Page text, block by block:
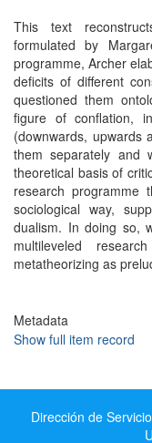
This text
formulated by
programme, Archer
deficits of different
questioned them
figure of conflation,
(downwards, upwards
them separately and
theoretical basis of
research programme
sociological way,
dualism. In doing so,
multileveled
metatheorizing as
Metadata
Show full item record
Dirección de